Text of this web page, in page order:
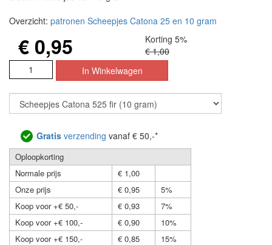
Overzicht: patronen Scheepjes Catona 25 en 10 gram
€ 0,95
Korting 5%
€ 1,00
Gratis verzending vanaf € 50,-*
Oploopkorting
Normale prijs
€ 1,00
Onze prijs
€ 0,95
5%
Koop voor +€ 50,-
€ 0,93
7%
Koop voor +€ 100,-
€ 0,90
10%
Koop voor +€ 150,-
€ 0,85 15%